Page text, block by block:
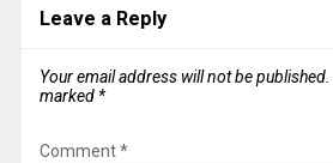
Leave a Reply
Your email address will not be published.
marked *
Comment*